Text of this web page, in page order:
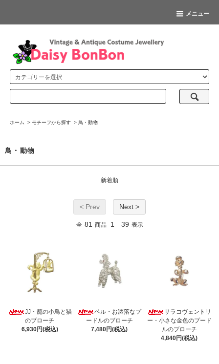
メニュー
ホーム > モチーフから探す > 鳥・動物
鳥・動物
新着順
< Prev Next >
全 81 商品 1 - 39 表示
JJ・籠の小鳥と猫
のブローチ
6,930円(税込)
ペル・お洒落なプ
ードルのブローチ
7,480円(税込)
サラコヴェントリ
ー・小さな金色のプード
ルのブローチ
4,840円(税込)